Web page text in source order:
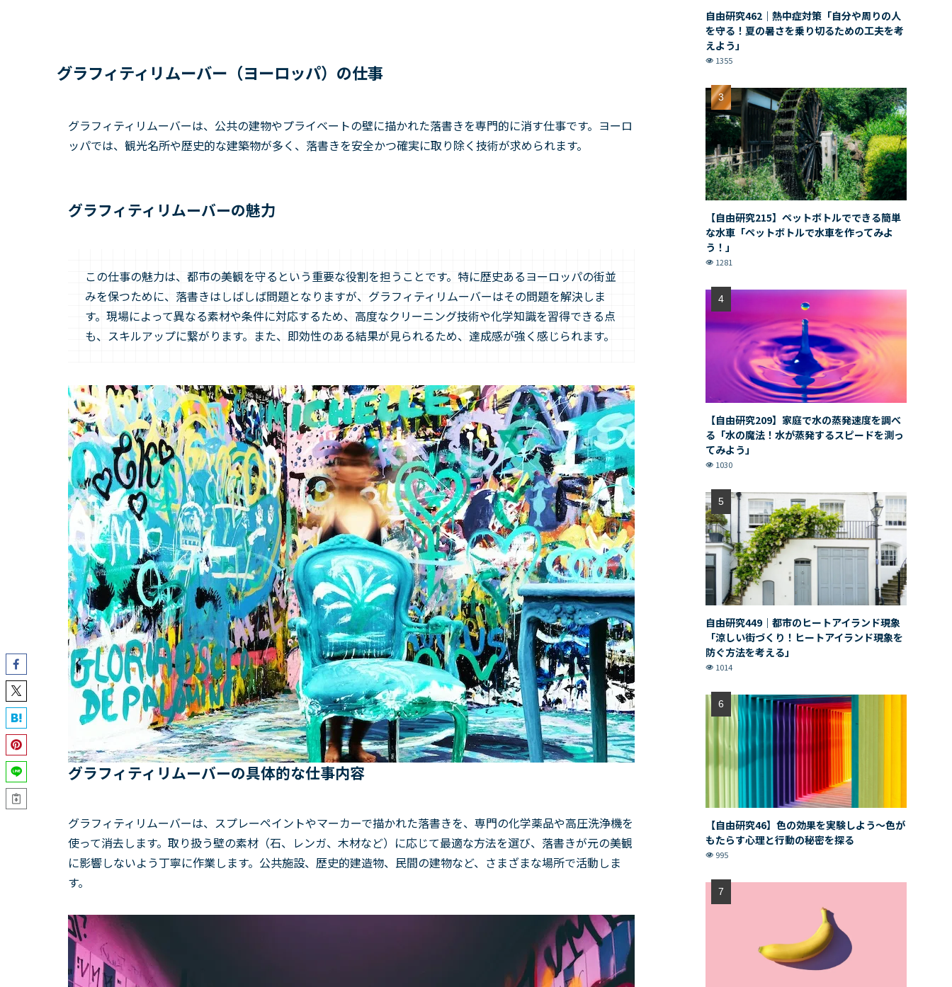
グラフィティリムーバー（ヨーロッパ）の仕事
グラフィティリムーバーは、公共の建物やプライベートの壁に描かれた落書きを専門的に消す仕事です。ヨーロ
ッパでは、観光名所や歴史的な建築物が多く、落書きを安全かつ確実に取り除く技術が求められます。
グラフィティリムーバーの魅力
この仕事の魅力は、都市の美観を守るという重要な役割を担うことです。特に歴史あるヨーロッパの街並
みを保つために、落書きはしばしば問題となりますが、グラフィティリムーバーはその問題を解決しま
す。現場によって異なる素材や条件に対応するため、高度なクリーニング技術や化学知識を習得できる点
も、スキルアップに繋がります。また、即効性のある結果が見られるため、達成感が強く感じられます。
グラフィティリムーバーの具体的な仕事内容
グラフィティリムーバーは、スプレーペイントやマーカーで描かれた落書きを、専門の化学薬品や高圧洗浄機を
使って消去します。取り扱う壁の素材（石、レンガ、木材など）に応じて最適な方法を選び、落書きが元の美観
に影響しないよう丁寧に作業します。公共施設、歴史的建造物、民間の建物など、さまざまな場所で活動しま
す。
自由研究462｜熱中症対策「自分や周りの人
を守る！夏の暑さを乗り切るための工夫を考
えよう」
1355
【自由研究215】ペットボトルでできる簡単
な水車「ペットボトルで水車を作ってみよ
う！」
1281
【自由研究209】家庭で水の蒸発速度を調べ
る「水の魔法！水が蒸発するスピードを測っ
てみよう」
1030
自由研究449｜都市のヒートアイランド現象
「涼しい街づくり！ヒートアイランド現象を
防ぐ方法を考える」
1014
【自由研究46】色の効果を実験しよう〜色が
もたらす心理と行動の秘密を探る
995